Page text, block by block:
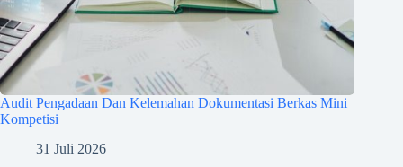
Audit Pengadaan Dan Kelemahan Dokumentasi Berkas Mini
Kompetisi
31 Juli 2026